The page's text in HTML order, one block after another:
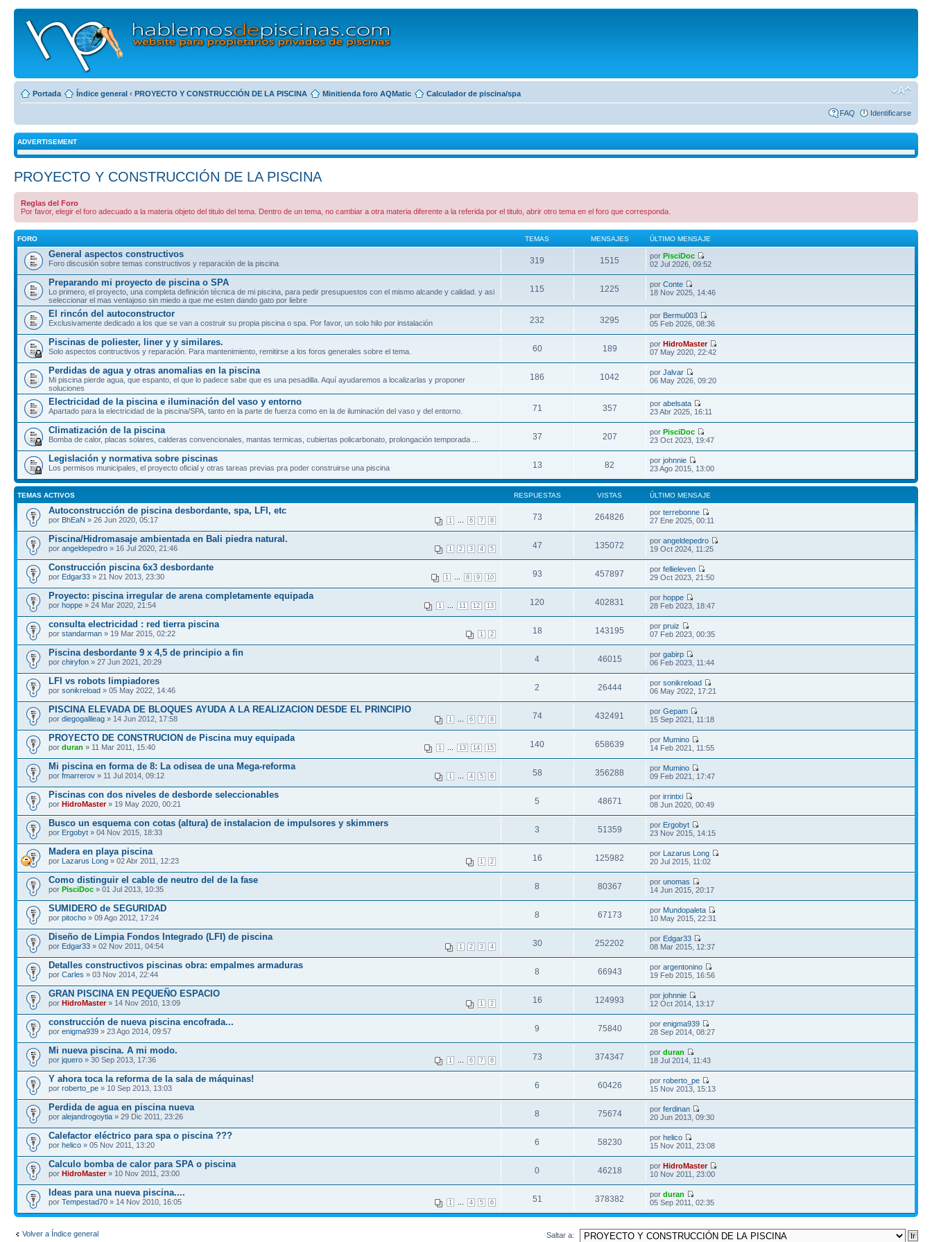
Portada Índice general ‹ PROYECTO Y CONSTRUCCIÓN DE LA PISCINA Minitienda foro AQMatic Calculador de piscina/spa
FAQ Identificarse
ADVERTISEMENT
PROYECTO Y CONSTRUCCIÓN DE LA PISCINA
Reglas del Foro
Por favor, elegir el foro adecuado a la materia objeto del titulo del tema. Dentro de un tema, no cambiar a otra materia diferente a la referida por el titulo, abrir otro tema en el foro que corresponda.
FORO TEMAS MENSAJES ÚLTIMO MENSAJE
General aspectos constructivos
Foro discusión sobre temas constructivos y reparación de la piscina 319 1515 porPisciDoc
02 Jul 2026, 09:52
Preparando mi proyecto de piscina o SPA
Lo primero, el proyecto, una completa definición técnica de mi piscina, para pedir presupuestos con el mismo alcande y calidad. y asi
seleccionar el mas ventajoso sin miedo a que me esten dando gato por liebre
115 1225 porConte
18 Nov 2025, 14:46
El rincón del autoconstructor
Exclusivamente dedicado a los que se van a costruir su propia piscina o spa. Por favor, un solo hilo por instalación 232 3295 por Bermu003
05 Feb 2026, 08:36
Piscinas de poliester, liner y y similares.
Solo aspectos contructivos y reparación. Para mantenimiento, remitirse a los foros generales sobre el tema. 60 189 porHidroMaster
07 May 2020, 22:42
Perdidas de agua y otras anomalias en la piscina
Mi piscina pierde agua, que espanto, el que lo padece sabe que es una pesadilla. Aquí ayudaremos a localizarlas y proponer
soluciones
186 1042 porJalvar
06 May 2026, 09:20
Electricidad de la piscina e iluminación del vaso y entorno
Apartado para la electricidad de la piscina/SPA, tanto en la parte de fuerza como en la de iluminación del vaso y del entorno. 71 357 porabelsata
23 Abr 2025, 16:11
Climatización de la piscina
Bomba de calor, placas solares, calderas convencionales, mantas termicas, cubiertas policarbonato, prolongación temporada ... 37 207 porPisciDoc
23 Oct 2023, 19:47
Legislación y normativa sobre piscinas
Los permisos municipales, el proyecto oficial y otras tareas previas pra poder construirse una piscina 13 82 porjohnnie
23 Ago 2015, 13:00
TEMAS ACTIVOS RESPUESTAS VISTAS ÚLTIMO MENSAJE
Autoconstrucción de piscina desbordante, spa, LFI, etc
1 6 7 8
por BhEaN » 26 Jun 2020, 05:17 73 264826 porterrebonne
27 Ene 2025, 00:11
Piscina/Hidromasaje ambientada en Bali piedra natural.
1 2 3 4 5
por angeldepedro » 16 Jul 2020, 21:46 47 135072 porangeldepedro
19 Oct 2024, 11:25
Construcción piscina 6x3 desbordante
1 8 9 10
por Edgar33 » 21 Nov 2013, 23:30 93 457897 porfellieleven
29 Oct 2023, 21:50
Proyecto: piscina irregular de arena completamente equipada
1 11 12 13
por hoppe » 24 Mar 2020, 21:54 120 402831 porhoppe
28 Feb 2023, 18:47
consulta electricidad : red tierra piscina
1 2
por standarman » 19 Mar 2015, 02:22 18 143195 porpruiz
07 Feb 2023, 00:35
Piscina desbordante 9 x 4,5 de principio a fin
por chiryfon » 27 Jun 2021, 20:29 4 46015 porgabirp
06 Feb 2023, 11:44
LFI vs robots limpiadores
por sonikreload » 05 May 2022, 14:46 2 26444 porsonikreload
06 May 2022, 17:21
PISCINA ELEVADA DE BLOQUES AYUDA A LA REALIZACION DESDE EL PRINCIPIO
1 6 7 8
por diegogalileag » 14 Jun 2012, 17:58 74 432491 porGepam
15 Sep 2021, 11:18
PROYECTO DE CONSTRUCION de Piscina muy equipada
1 13 14 15
por duran » 11 Mar 2011, 15:40 140 658639 por Mumino
14 Feb 2021, 11:55
Mi piscina en forma de 8: La odisea de una Mega-reforma
1 4 5 6
por fmarrerov » 11 Jul 2014, 09:12 58 356288 por Mumino
09 Feb 2021, 17:47
Piscinas con dos niveles de desborde seleccionables
por HidroMaster» 19 May 2020, 00:21 5 48671 porirrintxi
08 Jun 2020, 00:49
Busco un esquema con cotas (altura) de instalacion de impulsores y skimmers
por Ergobyt » 04 Nov 2015, 18:33 3 51359 por Ergobyt
23 Nov 2015, 14:15
Madera en playa piscina
1 2
por Lazarus Long » 02 Abr 2011, 12:23 16 125982 por Lazarus Long
20 Jul 2015, 11:02
Como distinguir el cable de neutro del de la fase
por PisciDoc » 01 Jul 2013, 10:35 8 80367 porunomas
14 Jun 2015, 20:17
SUMIDERO de SEGURIDAD
por pitocho » 09 Ago 2012, 17:24 8 67173 por Mundopaleta
10 May 2015, 22:31
Diseño de Limpia Fondos Integrado (LFI) de piscina
1 2 3 4
por Edgar33 » 02 Nov 2011, 04:54 30 252202 por Edgar33
08 Mar 2015, 12:37
Detalles constructivos piscinas obra: empalmes armaduras
por Carles » 03 Nov 2014, 22:44 8 66943 porargentonino
19 Feb 2015, 16:56
GRAN PISCINA EN PEQUEÑO ESPACIO
1 2
por HidroMaster» 14 Nov 2010, 13:09 16 124993 porjohnnie
12 Oct 2014, 13:17
construcción de nueva piscina encofrada...
por enigma939 » 23 Ago 2014, 09:57 9 75840 porenigma939
28 Sep 2014, 08:27
Mi nueva piscina. A mi modo.
1 6 7 8
por jquero » 30 Sep 2013, 17:36 73 374347 porduran
18 Jul 2014, 11:43
Y ahora toca la reforma de la sala de máquinas!
por roberto_pe » 10 Sep 2013, 13:03 6 60426 porroberto_pe
15 Nov 2013, 15:13
Perdida de agua en piscina nueva
por alejandrogoytia » 29 Dic 2011, 23:26 8 75674 porferdinan
20 Jun 2013, 09:30
Calefactor eléctrico para spa o piscina ???
por helico » 05 Nov 2011, 13:20 6 58230 porhelico
15 Nov 2011, 23:08
Calculo bomba de calor para SPA o piscina
por HidroMaster» 10 Nov 2011, 23:00 0 46218 porHidroMaster
10 Nov 2011, 23:00
Ideas para una nueva piscina....
1 4 5 6
por Tempestad70 » 14 Nov 2010, 16:05 51 378382 porduran
05 Sep 2011, 02:35
Volver a Índice general Saltar a: